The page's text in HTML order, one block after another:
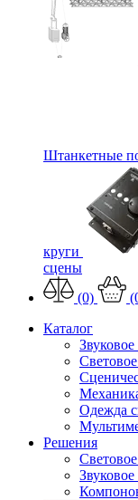
Штанкетные
круги
сцены
(0)
Каталог
Одежда
Решения